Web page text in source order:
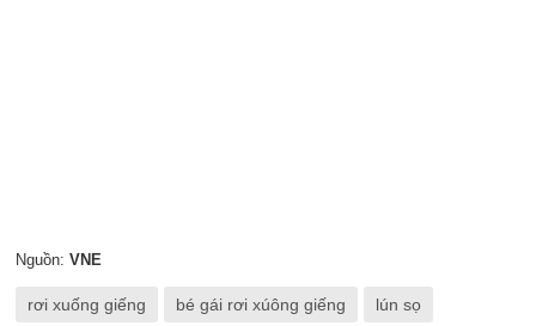
Nguồn: VNE
rơi xuống giếng bé gái rơi xúông giếng lún sọ